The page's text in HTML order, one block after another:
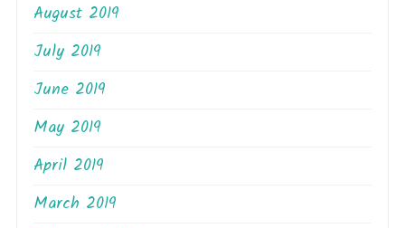
August 2019
July 2019
June 2019
May 2019
April 2019
March 2019